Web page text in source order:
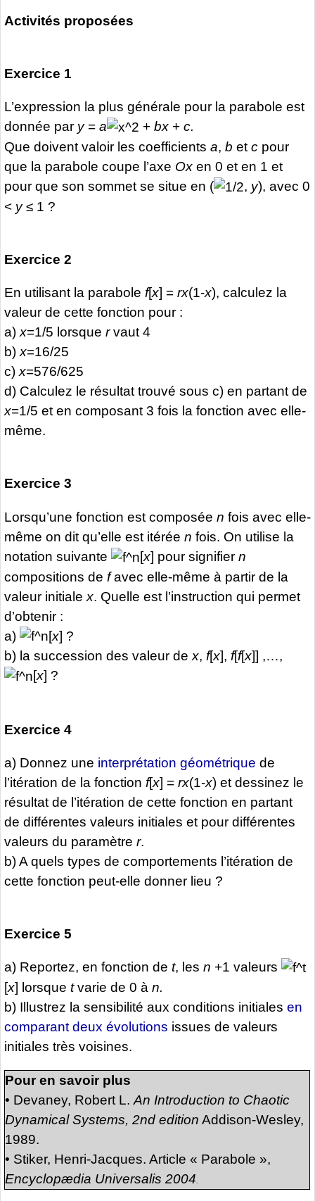
Activités proposées
Exercice 1
L’expression la plus générale pour la parabole est
donnée par y= a + bx + c.
Que doivent valoir les coefficients a, b et c pour
que la parabole coupe l’axe Ox en 0 et en 1 et
pour que son sommet se situe en (
, y), avec 0
< y≤ 1 ?
Exercice 2
En utilisant la parabole f[x] = rx(1-x), calculez la
valeur de cette fonction pour :
a)x=1/5 lorsque rvaut 4
b)x=16/25
c)x=576/625
d) Calculez le résultat trouvé sous c) en partant de
x=1/5 et en composant 3 fois la fonction avec elle-
même.
Exercice 3
Lorsqu’une fonction est composée n fois avec elle-
même on dit qu’elle est itérée n fois. On utilise la
notation suivante
[x] pour signifier n
compositions de favec elle-même à partir de la
valeur initiale x. Quelle est l’instruction qui permet
d’obtenir :
a)
[x] ?
b) la succession des valeur dex, f[x], f[f[x]] ,…,
[x] ?
Exercice 4
a) Donnez une interprétation géométrique de
l’itération de la fonction f[x] = rx(1-x) et dessinez le
résultat de l’itération de cette fonction en partant
de différentes valeurs initiales et pour différentes
valeurs du paramètre r.
b) A quels types de comportements l’itération de
cette fonction peut-elle donner lieu ?
Exercice 5
a) Reportez, en fonction de t, les n +1 valeurs
[x] lorsque tvarie de 0 à n.
b) Illustrez la sensibilité aux conditions initiales en
comparant deux évolutions issues de valeurs
initiales très voisines.
Pour en savoir plus
• Devaney, Robert L.An Introduction to Chaotic
Dynamical Systems, 2nd edition Addison-Wesley,
1989.
• Stiker, Henri-Jacques. Article « Parabole »,
Encyclopædia Universalis 2004.